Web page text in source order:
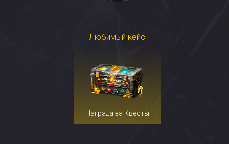
Любимый кейс
Награда за Квесты